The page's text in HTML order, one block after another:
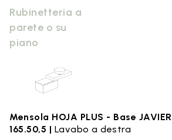
Rubinetteria a
parete o su
piano
Mensola HOJA PLUS - Base JAVIER
165.50,5 | Lavabo a destra